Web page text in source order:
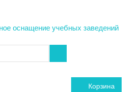
Корзина